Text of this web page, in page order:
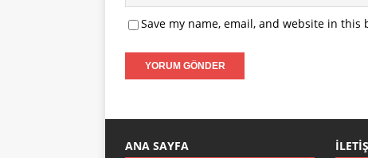
Save my name, email, and website in
ANA SAYFA